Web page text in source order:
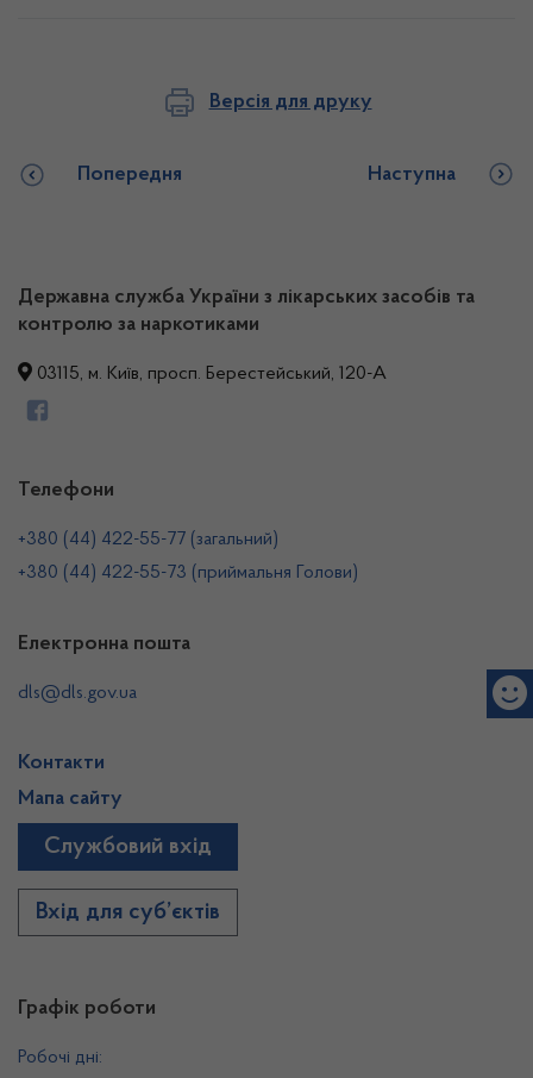
Версія для друку
Попередня Наступна
Державна служба України з лікарських засобів та
контролю за наркотиками
03115, м. Київ, просп. Берестейський, 120-А
Графік роботи
Робочі дні:
Телефони
+380 (44) 422-55-77 (загальний)
+380 (44) 422-55-73 (приймальня Голови)
Електронна пошта
dls@dls.gov.ua
Контакти
Мапа сайту
Службовий вхід
Вхід для суб’єктів